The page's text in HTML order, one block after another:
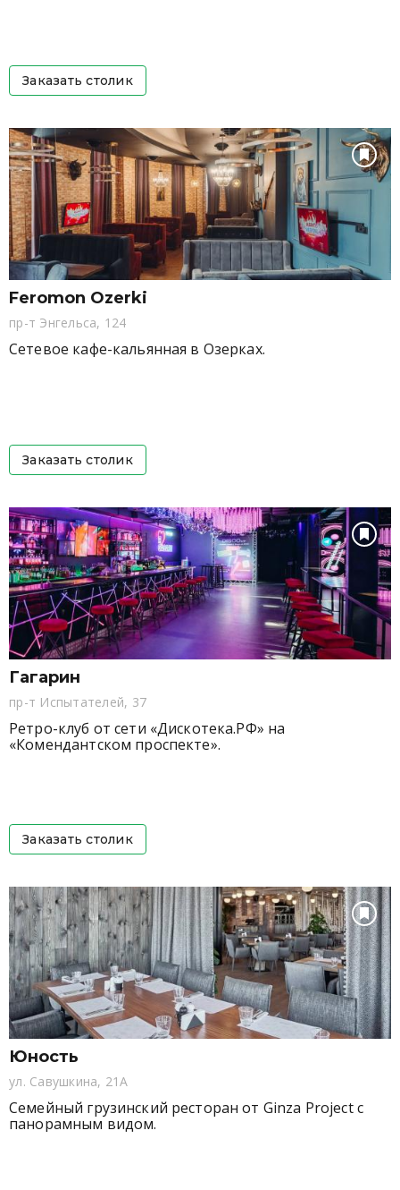
Заказать столик
Feromon Ozerki
пр-т Энгельса, 124
Сетевое кафе-кальянная в Озерках.
Заказать столик
Гагарин
пр-т Испытателей, 37
Ретро-клуб от сети «Дискотека.РФ» на
«Комендантском проспекте».
Заказать столик
Юность
ул. Савушкина, 21А
Семейный грузинский ресторан от Ginza Project с
панорамным видом.